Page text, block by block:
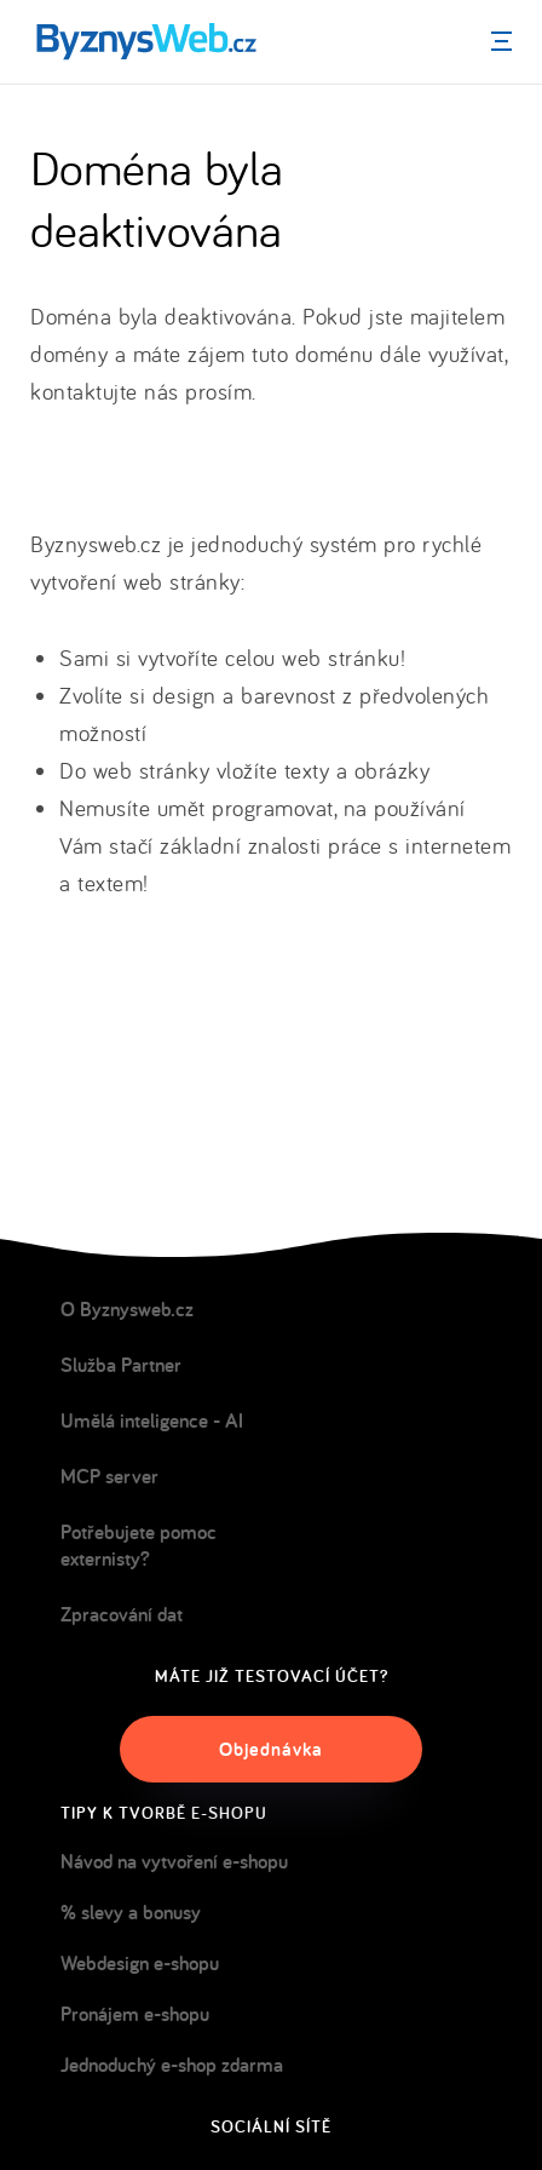
Menu
Doména byla
deaktivována
Doména byla deaktivována. Pokud jste majitelem
domény a máte zájem tuto doménu dále využívat,
kontaktujte nás prosím.
Byznysweb.cz je jednoduchý systém pro rychlé
vytvoření web stránky:
Sami si vytvoříte celou web stránku!
Zvolíte si design a barevnost z předvolených
možností
Do web stránky vložíte texty a obrázky
Nemusíte umět programovat, na používání
Vám stačí základní znalosti práce s internetem
a textem!
O Byznysweb.cz
Služba Partner
Umělá inteligence - AI
MCP server
Potřebujete pomoc
externisty?
Zpracování dat
MÁTE JIŽ TESTOVACÍ ÚČET?
Objednávka
TIPY K TVORBĚ E-SHOPU
Návod na vytvoření e-shopu
% slevy a bonusy
Webdesign e-shopu
Pronájem e-shopu
Jednoduchý e-shop zdarma
SOCIÁLNÍ SÍTĚ